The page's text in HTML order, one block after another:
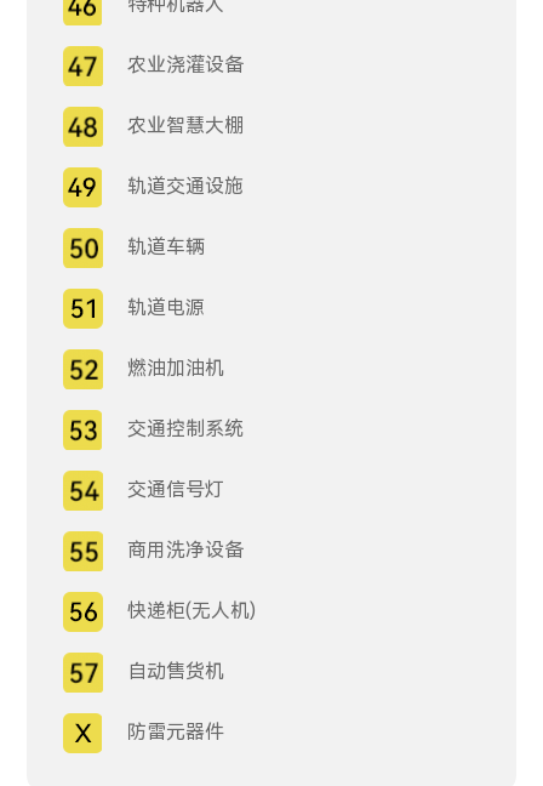
农业浇灌设备
农业智慧大棚
轨道交通设施
轨道车辆
轨道电源
燃油加油机
交通控制系统
交通信号灯
商用洗净设备
快递柜(无人机)
自动售货机
防雷元器件